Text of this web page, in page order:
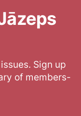
Sign up
of members-